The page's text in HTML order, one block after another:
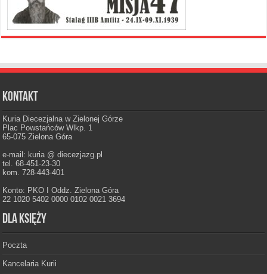
Kontakt
Kuria Diecezjalna w Zielonej Górze
Plac Powstańców Wlkp. 1
65-075 Zielona Góra
e-mail: kuria @ diecezjazg.pl
tel. 68-451-23-30
kom. 728-443-401
Konto: PKO I Oddz. Zielona Góra
22 1020 5402 0000 0102 0021 3694
Dla księży
Poczta
Kancelaria Kurii